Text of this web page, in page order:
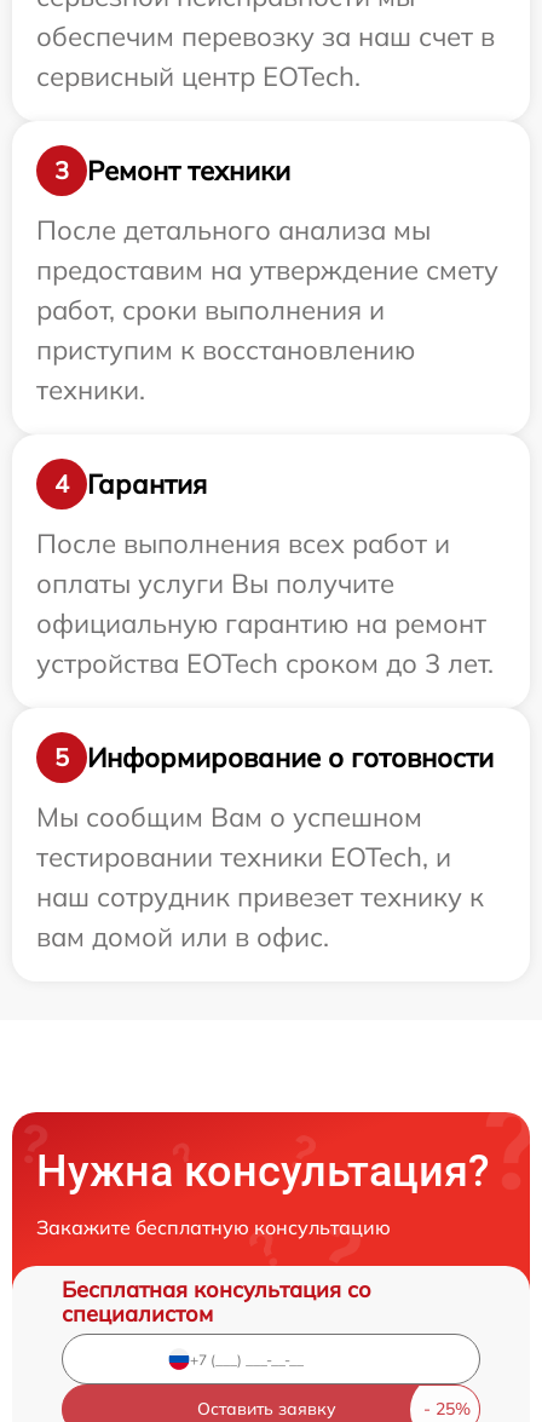
обеспечим перевозку за наш счет в
сервисный центр EOTech.
3
Ремонт техники
После детального анализа мы
предоставим на утверждение смету
работ, сроки выполнения и
приступим к восстановлению
техники.
4
Гарантия
После выполнения всех работ и
оплаты услуги Вы получите
официальную гарантию на ремонт
устройства EOTech сроком до 3 лет.
5
Информирование о готовности
Мы сообщим Вам о успешном
тестировании техники EOTech, и
наш сотрудник привезет технику к
вам домой или в офис.
Нужна консультация?
Закажите бесплатную консультацию
Бесплатная консультация со
специалистом
Оставить заявку